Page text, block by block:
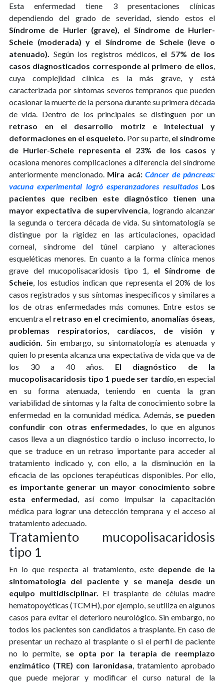
Esta enfermedad tiene 3 presentaciones clínicas
dependiendo del grado de severidad, siendo estos el
Síndrome de Hurler (grave), el Síndrome de Hurler-
Scheie (moderada) y el Síndrome de Scheie (leve o
atenuado). Según los registros médicos, el 57% de los
casos diagnosticados corresponde al primero de ellos,
cuya complejidad clínica es la más grave, y está
caracterizada por síntomas severos tempranos que pueden
ocasionar la muerte de la persona durante su primera década
de vida. Dentro de los principales se distinguen por un
retraso en el desarrollo motriz e intelectual y
deformaciones en el esqueleto. Por su parte, el síndrome
de Hurler-Scheie representa el 23% de los casos y
ocasiona menores complicaciones a diferencia del síndrome
anteriormente mencionado. Mira acá: Cáncer de páncreas:
vacuna experimental logró esperanzadores resultados Los
pacientes que reciben este diagnóstico tienen una
mayor expectativa de supervivencia, logrando alcanzar
la segunda o tercera década de vida. Su sintomatología se
distingue por la rigidez en las articulaciones, opacidad
corneal, síndrome del túnel carpiano y alteraciones
esqueléticas menores. En cuanto a la forma clínica menos
grave del mucopolisacaridosis tipo 1, el Síndrome de
Scheie, los estudios indican que representa el 20% de los
casos registrados y sus síntomas inespecíficos y similares a
los de otras enfermedades más comunes. Entre estos se
encuentra el retraso en el crecimiento, anomalías óseas,
problemas respiratorios, cardíacos, de visión y
audición. Sin embargo, su sintomatología es atenuada y
quien lo presenta alcanza una expectativa de vida que va de
los 30 a 40 años. El diagnóstico de la
mucopolisacaridosis tipo 1 puede ser tardío, en especial
en su forma atenuada, teniendo en cuenta la gran
variabilidad de síntomas y la falta de conocimiento sobre la
enfermedad en la comunidad médica. Además, se pueden
confundir con otras enfermedades, lo que en algunos
casos lleva a un diagnóstico tardío o incluso incorrecto, lo
que se traduce en un retraso importante para acceder al
tratamiento indicado y, con ello, a la disminución en la
eficacia de las opciones terapéuticas disponibles. Por ello,
es importante generar un mayor conocimiento sobre
esta enfermedad, así como impulsar la capacitación
médica para lograr una detección temprana y el acceso al
tratamiento adecuado.
Tratamiento mucopolisacaridosis
tipo 1
En lo que respecta al tratamiento, este depende de la
sintomatología del paciente y se maneja desde un
equipo multidisciplinar. El trasplante de células madre
hematopoyéticas (TCMH), por ejemplo, se utiliza en algunos
casos para evitar el deterioro neurológico. Sin embargo, no
todos los pacientes son candidatos a trasplante. En caso de
presentar un rechazo al trasplante o si el perfil de paciente
no lo permite, se opta por la terapia de reemplazo
enzimático (TRE) con laronidasa, tratamiento aprobado
que puede mejorar y modificar el curso natural de la